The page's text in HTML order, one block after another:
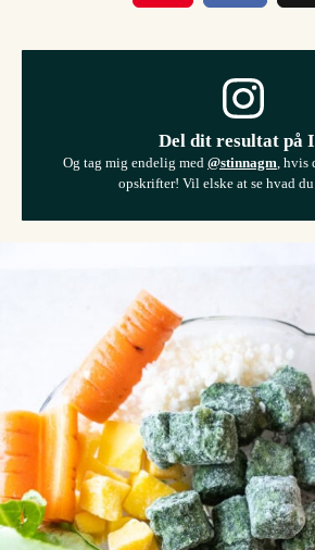
Del dit resultat på
Og tag mig endelig med @stinnagm ,
opskrifter! Vil elske at se hvad